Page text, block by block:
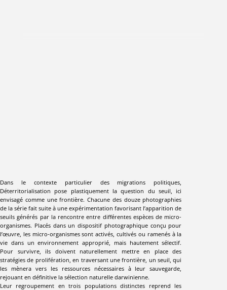
Dans le contexte particulier des migrations politiques,
Déterritorialisation pose plastiquement la question du seuil, ici
envisagé comme une frontière. Chacune des douze photographies
de la série fait suite à une expérimentation favorisant l’apparition de
seuils générés par la rencontre entre différentes espèces de micro-
organismes. Placés dans un dispositif photographique conçu pour
l’œuvre, les micro-organismes sont activés, cultivés ou ramenés à la
vie dans un environnement approprié, mais hautement sélectif.
Pour survivre, ils doivent naturellement mettre en place des
stratégies de prolifération, en traversant une frontière, un seuil, qui
les mènera vers les ressources nécessaires à leur sauvegarde,
rejouant en définitive la sélection naturelle darwinienne.
Leur regroupement en trois populations distinctes reprend les